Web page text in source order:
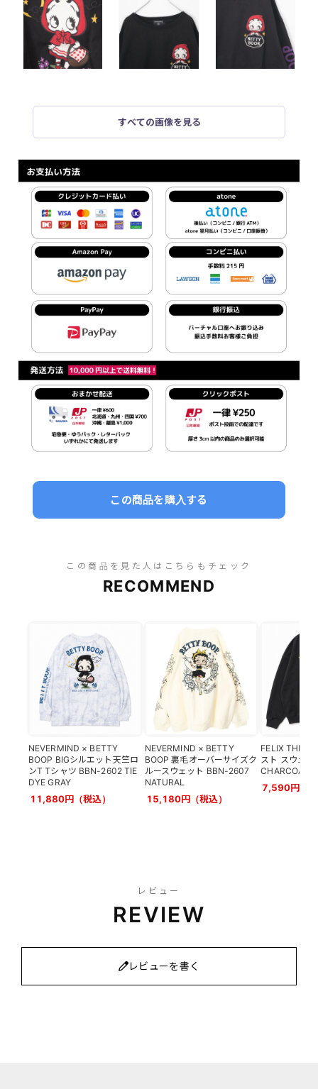
すべての画像を見る
この商品を購入する
この商品を見た人はこちらもチェック
RECOMMEND
NEVERMIND × BETTY
BOOP BIGシルエット天竺ロ
ンT Tシャツ BBN-2602 TIE
DYE GRAY
11,880円（税込）
NEVERMIND × BETTY
BOOP 裏毛オーバーサイズク
ルースウェット BBN-2607
NATURAL
15,180円（税込）
FELIX THE
スト スウェッ
CHARCOAL
7,590円（
レビュー
REVIEW
レビューを書く